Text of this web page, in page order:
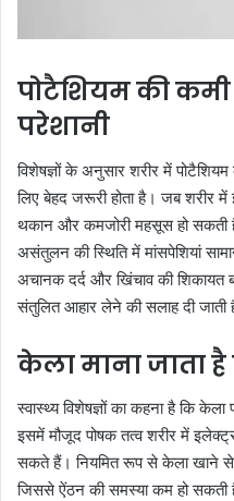
पोटैशियम की
परेशानी
विशेषज्ञों के अनुसार शरीर में
लिए बेहद जरूरी होता है। जब शरीर
थकान और कमजोरी महसूस हो सकती
असंतुलन की स्थिति में मांसपेशियां
अचानक दर्द और खिंचाव की शिकायत
संतुलित आहार लेने की सलाह दी जाती
केला माना जाता
स्वास्थ्य विशेषज्ञों का कहना है कि
इसमें मौजूद पोषक तत्व शरीर में
सकते हैं। नियमित रूप से केला खाने से
जिससे ऐंठन की समस्या कम हो सकती